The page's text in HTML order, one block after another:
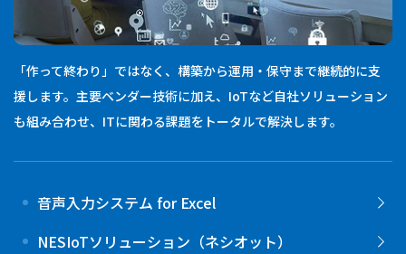
「作って終わり」ではなく、構築から運用・保守まで継続的に支
援します。主要ベンダー技術に加え、IoTなど自社ソリューション
も組み合わせ、ITに関わる課題をトータルで解決します。
音声入力システム for Excel
NESIoTソリューション（ネシオット）